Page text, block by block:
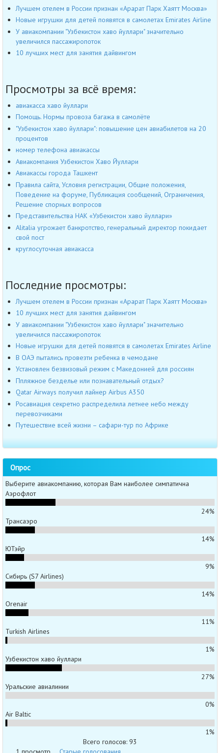
Лучшем отелем в России признан «Арарат Парк Хаятт Москва»
Новые игрушки для детей появятся в самолетах Emirates Airline
У авиакомпании "Узбекистон хаво йуллари" значительно
увеличился пассажиропоток
10 лучших мест для занятия дайвингом
Просмотры за всё время:
авиакасса хаво йуллари
Помощь. Нормы провоза багажа в самолёте
"Узбекистон хаво йуллари": повышение цен авиабилетов на 20
процентов
номер телефона авиакассы
Авиакомпания Узбекистон Хаво Йуллари
Авиакассы города Ташкент
Правила сайта, Условия регистрации, Общие положения,
Поведение на форуме, Публикация сообщений, Ограничения,
Решение спорных вопросов
Представительства НАК «Узбекистон хаво йуллари»
Alitalia угрожает банкротство, генеральный директор покидает
свой пост
круглосуточная авиакасса
Последние просмотры:
Лучшем отелем в России признан «Арарат Парк Хаятт Москва»
10 лучших мест для занятия дайвингом
У авиакомпании "Узбекистон хаво йуллари" значительно
увеличился пассажиропоток
Новые игрушки для детей появятся в самолетах Emirates Airline
В ОАЭ пытались провезти ребенка в чемодане
Установлен безвизовый режим с Македонией для россиян
Ппляжное безделье или познавательный отдых?
Qatar Airways получил лайнер Airbus А350
Росавиация секретно распределила летнее небо между
перевозчиками
Путешествие всей жизни – сафари-тур по Африке
Опрос
Выберите авиакомпанию, которая Вам наиболее симпатична
Аэрофлот
24%
Трансаэро
14%
ЮТэйр
9%
Сибирь (S7 Airlines)
14%
Orenair
11%
Turkish Airlines
1%
Узбекистон хаво йуллари
27%
Уральские авиалинии
0%
Air Baltic
1%
Всего голосов: 93